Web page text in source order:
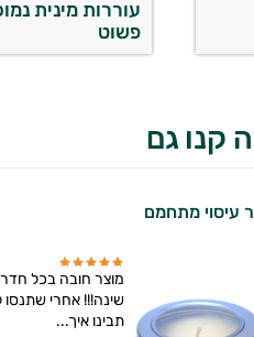
עוררות מינית
פשוט
קנו גם
עיסוי מתחמם
מוצר חובה בכל חדר
שינה!!! אחרי שתנסו
תבינו איך...